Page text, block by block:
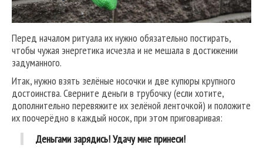
Перед началом ритуала их нужно обязательно постирать,
чтобы чужая энергетика исчезла и не мешала в достижении
задуманного.
Итак, нужно взять зелёные носочки и две купюры крупного
достоинства. Сверните деньги в трубочку (если хотите,
дополнительно перевяжите их зелёной ленточкой) и положите
их поочерёдно в каждый носок, при этом приговаривая:
Деньгами зарядись! Удачу мне принеси!